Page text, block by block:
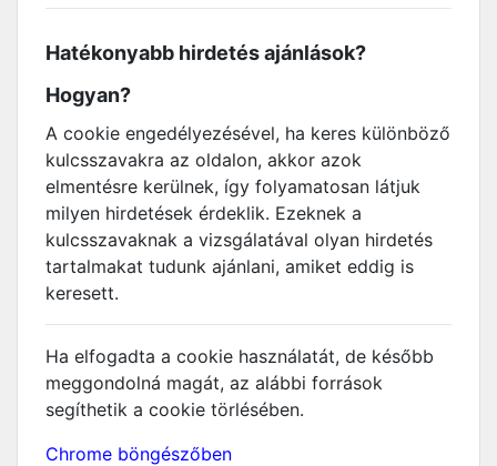
Hatékonyabb hirdetés ajánlások?
Hogyan?
A cookie engedélyezésével, ha keres különböző
kulcsszavakra az oldalon, akkor azok
elmentésre kerülnek, így folyamatosan látjuk
milyen hirdetések érdeklik. Ezeknek a
kulcsszavaknak a vizsgálatával olyan hirdetés
tartalmakat tudunk ajánlani, amiket eddig is
keresett.
Ha elfogadta a cookie használatát, de később
meggondolná magát, az alábbi források
segíthetik a cookie törlésében.
Chrome böngészőben